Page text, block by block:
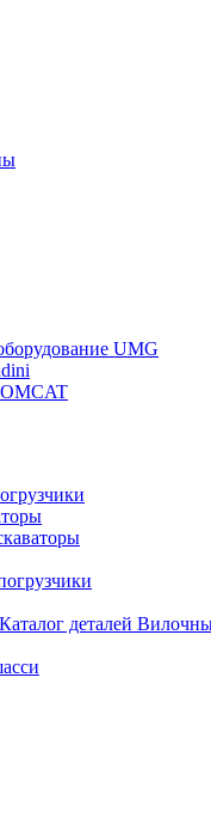
UMG
Каталог деталей